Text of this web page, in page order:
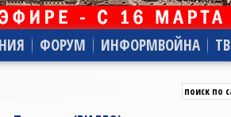
ФОРУМ ИНФОРМВОЙНА ТВ